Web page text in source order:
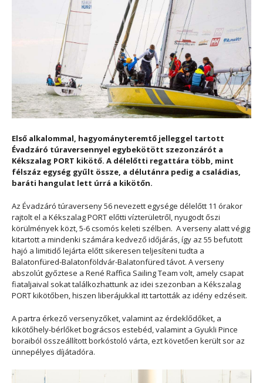
Első alkalommal, hagyományteremtő jelleggel tartott
Évadzáró túraversennyel egybekötött szezonzárót a
Kékszalag PORT kikötő. A délelőtti regattára több, mint
félszáz egység gyűlt össze, a délutánra pedig a családias,
baráti hangulat lett úrrá a kikötőn.
Az Évadzáró túraverseny 56 nevezett egysége délelőtt 11 órakor
rajtolt el a Kékszalag PORT előtti vízterületről, nyugodt őszi
körülmények közt, 5-6 csomós keleti szélben. A verseny alatt végig
kitartott a mindenki számára kedvező időjárás, így az 55 befutott
hajó a limitidő lejárta előtt sikeresen teljesíteni tudta a
Balatonfüred-Balatonföldvár-Balatonfüred távot. A verseny
abszolút győztese a René Raffica Sailing Team volt, amely csapat
fiataljaival sokat találkozhattunk az idei szezonban a Kékszalag
PORT kikötőben, hiszen liberájukkal itt tartották az idény edzéseit.
A partra érkező versenyzőket, valamint az érdeklődőket, a
kikötőhely-bérlőket bográcsos estebéd, valamint a Gyukli Pince
boraiból összeállított borkóstoló várta, ezt követően került sor az
ünnepélyes díjátadóra.